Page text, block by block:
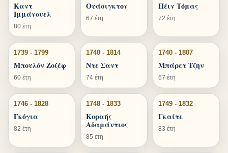
Καντ
Ιμμάνουελ
80 έτη
Ουάσιγκτον
67 έτη
Πέιν Τόμας
72 έτη
1739 - 1799
Μπουλόν Ζοζέφ
60 έτη
1740 - 1814
Ντε Σαντ
74 έτη
1740 - 1807
Μπάρετ Τζην
67 έτη
1746 - 1828
Γκόγια
82 έτη
1748 - 1833
Κοραής
Αδαμάντιος
85 έτη
1749 - 1832
Γκαίτε
83 έτη